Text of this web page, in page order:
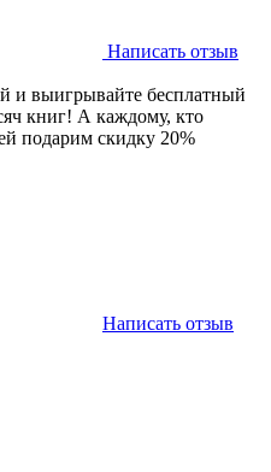
Написать отзыв
и выигрывайте бесплатный
книг! А каждому, кто
подарим скидку 20%
Написать отзыв